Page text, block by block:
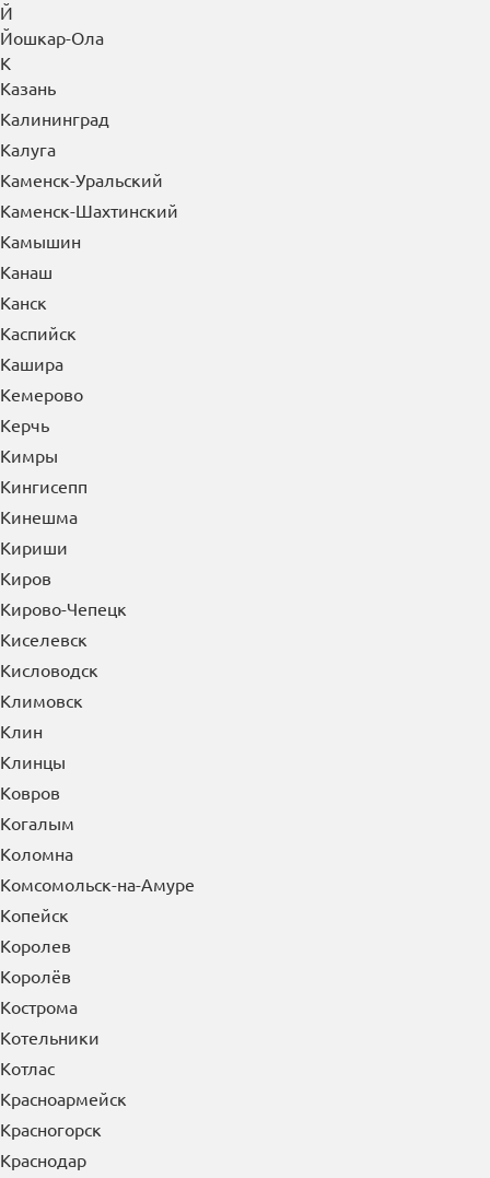
Й
Йошкар-Ола
К
Казань
Калининград
Калуга
Каменск-Уральский
Каменск-Шахтинский
Камышин
Канаш
Канск
Каспийск
Кашира
Кемерово
Керчь
Кимры
Кингисепп
Кинешма
Кириши
Киров
Кирово-Чепецк
Киселевск
Кисловодск
Климовск
Клин
Клинцы
Ковров
Когалым
Коломна
Комсомольск-на-Амуре
Копейск
Королев
Королёв
Кострома
Котельники
Котлас
Красноармейск
Красногорск
Краснодар